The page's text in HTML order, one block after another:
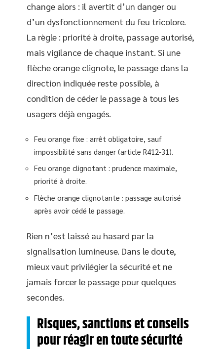
change alors : il avertit d’un danger ou
d’un dysfonctionnement du feu tricolore.
La règle : priorité à droite, passage autorisé,
mais vigilance de chaque instant. Si une
flèche orange clignote, le passage dans la
direction indiquée reste possible, à
condition de céder le passage à tous les
usagers déjà engagés.
Feu orange fixe : arrêt obligatoire, sauf
impossibilité sans danger (article R412-31).
Feu orange clignotant : prudence maximale,
priorité à droite.
Flèche orange clignotante : passage autorisé
après avoir cédé le passage.
Rien n’est laissé au hasard par la
signalisation lumineuse. Dans le doute,
mieux vaut privilégier la sécurité et ne
jamais forcer le passage pour quelques
secondes.
Risques, sanctions et conseils
pour réagir en toute sécurité